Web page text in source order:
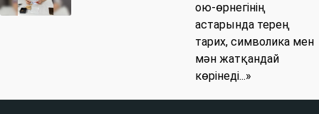
ою-өрнегінің
астарында терең
тарих, символика мен
мән жатқандай
көрінеді...»